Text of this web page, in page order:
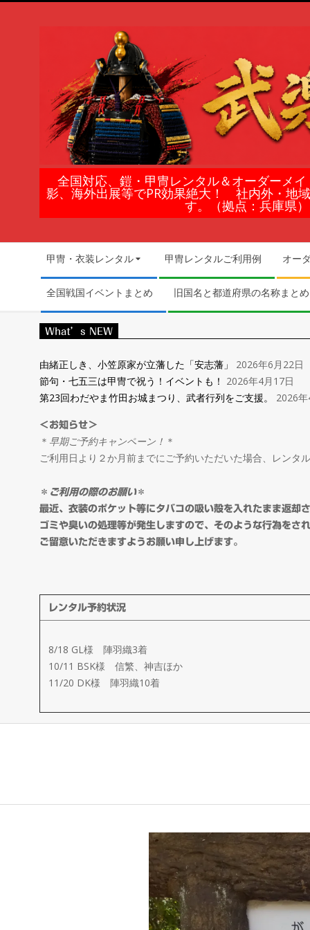
鎧
甲
冑
の
レ
ン
タ
ル
＆
オ
ー
ダ
ー
メ
イ
製
全国対応、鎧・甲冑レンタル＆オーダーメ
影、海外出展等でPR効果絶大！ 社内外・地
す。（拠点：兵庫県）
Navigation
Menu
甲冑・衣装レンタル 甲冑レンタルご利用例 オー
全国戦国イベントまとめ 旧国名と都道府県の名称まとめ
What’s NEW
由緒正しき、小笠原家が立藩した「安志藩」
2026年6月22日
節句・七五三は甲冑で祝う！イベントも！ 2026年4月17日
第23回わだやま竹田お城まつり、武者行列をご支援。
2026
＜お知らせ＞
＊ 早期ご予約キャンペーン！ ＊
ご利用日より２か月前までにご予約いただいた場合、レン
＊ ご利用の際のお願い＊
最近、衣装のポケット等にタバコの吸い殻を入れたまま返却
ゴミや臭いの処理等が発生しますので、そのような行為をさ
ご留意いただきますようお願い申し上げます。
レンタル予約状況
8/18 GL様 陣羽織3着
10/11 BSK様 信繁、神吉ほか
11/20 DK様 陣羽織10着